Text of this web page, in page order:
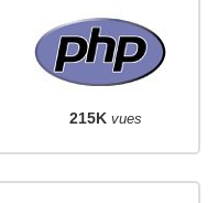
215K vues